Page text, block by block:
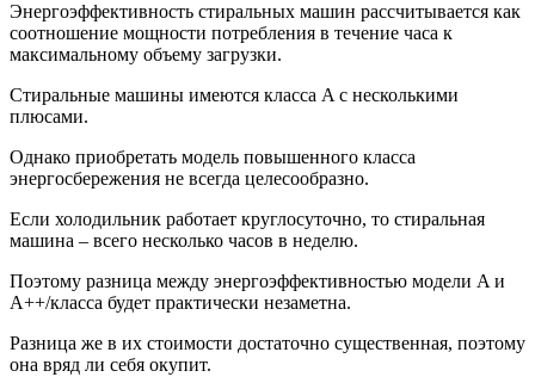
Энергоэффективность стиральных машин рассчитывается как
соотношение мощности потребления в течение часа к
максимальному объему загрузки.
Стиральные машины имеются класса A с несколькими
плюсами.
Однако приобретать модель повышенного класса
энергосбережения не всегда целесообразно.
Если холодильник работает круглосуточно, то стиральная
машина – всего несколько часов в неделю.
Поэтому разница между энергоэффективностью модели A и
А++/класса будет практически незаметна.
Разница же в их стоимости достаточно существенная, поэтому
она вряд ли себя окупит.